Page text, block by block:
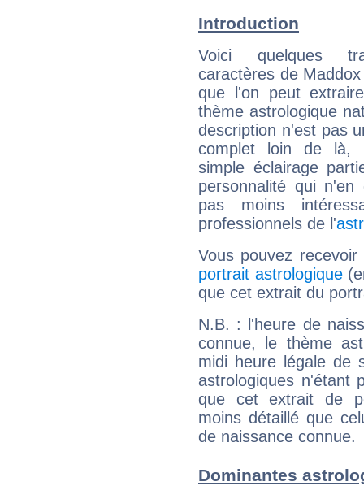
Introduction
Voici quelques
caractères de
que l'on peut
thème astrologique
description n'est pas
complet loin de là,
simple éclairage
personnalité qui n'en
pas moins
professionnels de l'
Vous pouvez
portrait astrologique
que cet extrait du
N.B. : l'heure de
connue, le thème
midi heure légale de
astrologiques n'étant
que cet extrait de
moins détaillé que
de naissance connue.
Dominantes